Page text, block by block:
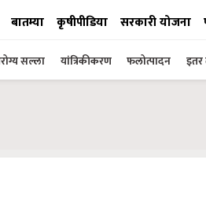
बातम्या कृषीपीडिया सरकारी योजना
सल्ला यांत्रिकीकरण फलोत्पादन इतर